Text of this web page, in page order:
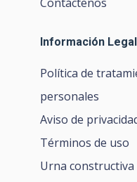
Información Legal
Política de
personales
Aviso de
Términos de uso
Urna constructiva